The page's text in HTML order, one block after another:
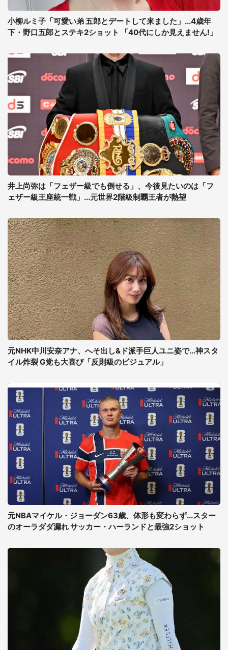
小柳ルミ子「可愛い弟 五郎とデートして来ました」...4歳年
下・野口五郎とステキ2ショット 「40代にしか見えません!」
井上尚弥は「フェザー級でも倒せる」、今後見たいのは「フ
ェザー級王座統一戦」...元世界2階級制覇王者が熱望
元NHK中川安奈アナ、へそ出し&ド派手巨人ユニ姿で...神スタ
イル炸裂 G党も大喜び「反則級のビジュアル」
元NBAマイケル・ジョーダン63歳、体形も変わらず...スター
のオーラダダ漏れ サッカー・ハーランドと最強2ショット